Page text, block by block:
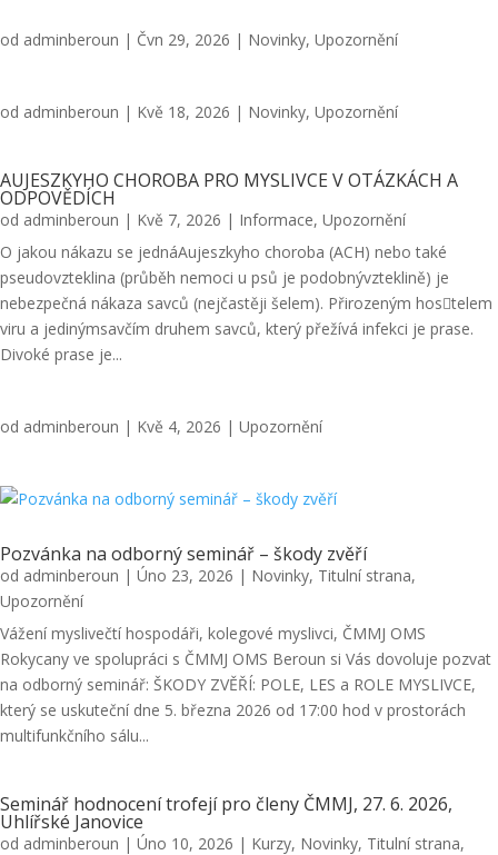
od adminberoun | Čvn 29, 2026 | Novinky, Upozornění
od adminberoun | Kvě 18, 2026 | Novinky, Upozornění
AUJESZKYHO CHOROBA PRO MYSLIVCE V OTÁZKÁCH A
ODPOVĚDÍCH
od adminberoun | Kvě 7, 2026 | Informace, Upozornění
O jakou nákazu se jednáAujeszkyho choroba (ACH) nebo také
pseudovzteklina (průběh nemoci u psů je podobnývzteklině) je
nebezpečná nákaza savců (nejčastěji šelem). Přirozeným hos􀆟telem
viru a jedinýmsavčím druhem savců, který přežívá infekci je prase.
Divoké prase je...
od adminberoun | Kvě 4, 2026 | Upozornění
Pozvánka na odborný seminář – škody zvěří
od adminberoun | Úno 23, 2026 | Novinky, Titulní strana,
Upozornění
Vážení myslivečtí hospodáři, kolegové myslivci, ČMMJ OMS
Rokycany ve spolupráci s ČMMJ OMS Beroun si Vás dovoluje pozvat
na odborný seminář: ŠKODY ZVĚŘÍ: POLE, LES a ROLE MYSLIVCE,
který se uskuteční dne 5. března 2026 od 17:00 hod v prostorách
multifunkčního sálu...
Seminář hodnocení trofejí pro členy ČMMJ, 27. 6. 2026,
Uhlířské Janovice
od adminberoun | Úno 10, 2026 | Kurzy, Novinky, Titulní strana,